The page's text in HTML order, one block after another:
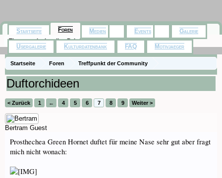
Startseite Foren
Treffpunkt der Community
Orchideenfotos (Hybriden)
Duftorchideen
< Zurück 1 ← 4 5 6 7 8 9 Weiter >
Bertram Guest
Prosthechea Green Hornet duftet für meine Nase sehr gut aber fragt
mich nicht wonach:
Startseite Foren
Themen mit aktuellen Beiträgen
Medien Events Galerie
Usergalerie Kulturdatenbank FAQ Motivjaeger